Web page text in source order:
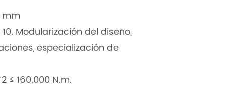
mm
Modularización del diseño,
especialización de
≤ 160.000 N.m.